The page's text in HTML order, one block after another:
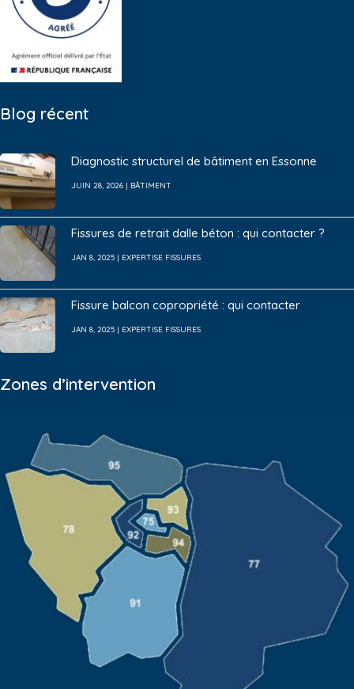
Blog récent
Diagnostic structurel de bâtiment en Essonne
JUIN 28, 2026 | BÂTIMENT
Fissures de retrait dalle béton : qui contacter ?
JAN 8, 2025 | EXPERTISE FISSURES
Fissure balcon copropriété : qui contacter
JAN 8, 2025 | EXPERTISE FISSURES
Zones d’intervention